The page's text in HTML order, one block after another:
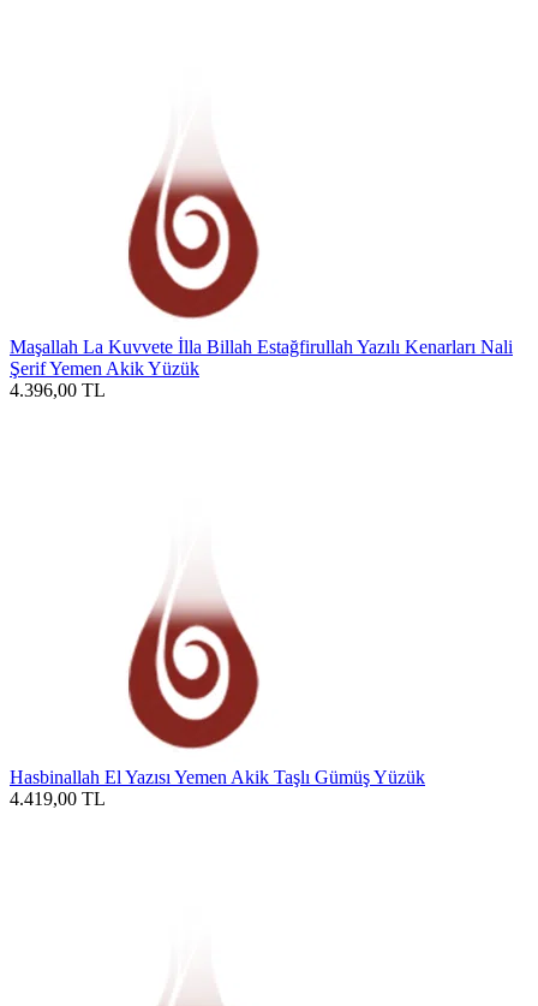
Maşallah La Kuvvete İlla Billah Estağfirullah Yazılı Kenarları Nali
Şerif Yemen Akik Yüzük
4.396,00 TL
Hasbinallah El Yazısı Yemen Akik Taşlı Gümüş Yüzük
4.419,00 TL